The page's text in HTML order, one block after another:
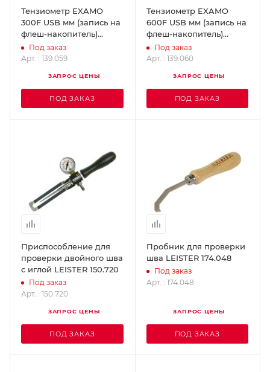
Тензиометр EXAMO
300F USB мм (запись на
флеш-накопитель)
LEISTER 139.059
Под заказ
Арт. : 139.059
ЗАПРОС ЦЕНЫ
ПОД ЗАКАЗ
Тензиометр EXAMO
600F USB мм (запись на
флеш-накопитель)
LEISTER 139.060
Под заказ
Арт. : 139.060
ЗАПРОС ЦЕНЫ
ПОД ЗАКАЗ
Приспособление для
проверки двойного шва
с иглой LEISTER 150.720
Под заказ
Арт. : 150.720
ЗАПРОС ЦЕНЫ
ПОД ЗАКАЗ
Пробник для проверки
шва LEISTER 174.048
Под заказ
Арт. : 174.048
ЗАПРОС ЦЕНЫ
ПОД ЗАКАЗ